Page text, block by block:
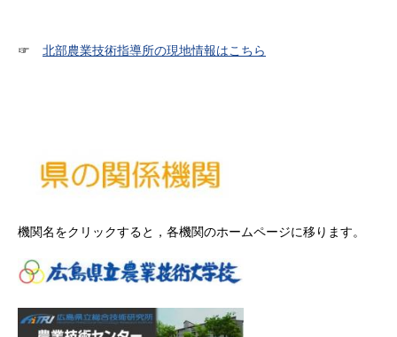
☞ 北部農業技術指導所の現地情報はこちら
機関名をクリックすると，各機関のホームページに移ります。